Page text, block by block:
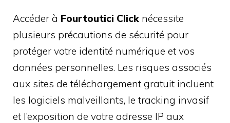
Accéder à Fourtoutici Click nécessite
plusieurs précautions de sécurité pour
protéger votre identité numérique et vos
données personnelles. Les risques associés
aux sites de téléchargement gratuit incluent
les logiciels malveillants, le tracking invasif
et l’exposition de votre adresse IP aux